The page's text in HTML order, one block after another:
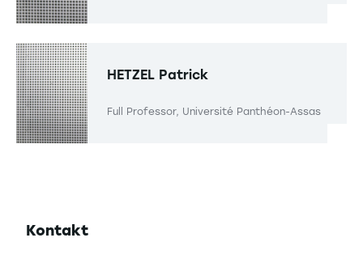
HETZEL Patrick
Full Professor, Université Panthéon-Assas
Kontakt